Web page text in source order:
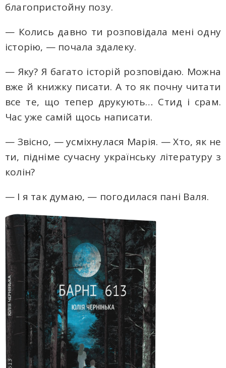
благопристойну позу.
— Колись давно ти розповідала мені одну
історію, — почала здалеку.
— Яку? Я багато історій розповідаю. Можна
вже й книжку писати. А то як почну читати
все те, що тепер друкують… Стид і срам.
Час уже самій щось написати.
— Звісно, — усміхнулася Марія. — Хто, як не
ти, підніме сучасну українську літературу з
колін?
— І я так думаю, — погодилася пані Валя.